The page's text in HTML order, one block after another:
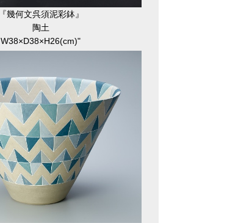
『幾何文呉須泥彩鉢』
陶土
W38×D38×H26(cm)"